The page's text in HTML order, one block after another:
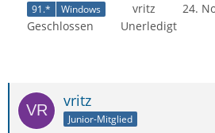
91.* Windows vritz
24.
Geschlossen
Unerledigt
vritz
Junior-Mitglied